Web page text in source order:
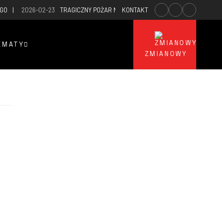
2026-02-23 TRAGICZNY POŻAR NA POZNAŃSKICH PODOLANACH
KONTAKT
ZMIANOWY